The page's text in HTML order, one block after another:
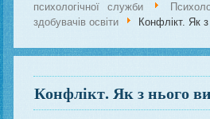
психологічної служби
здобувачів освіти
Конфлікт. Як
Конфлікт. Як з нього